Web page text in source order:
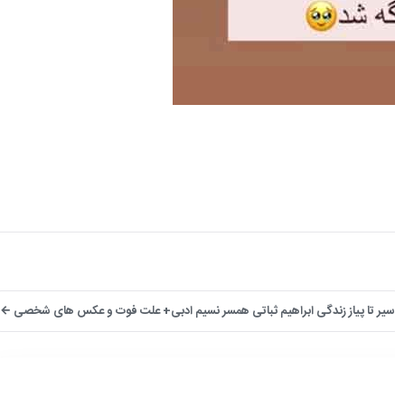
سیر تا پیاز زندگی ابراهیم ثباتی همسر نسیم ادبی+ علت فوت و عکس های شخصی ←